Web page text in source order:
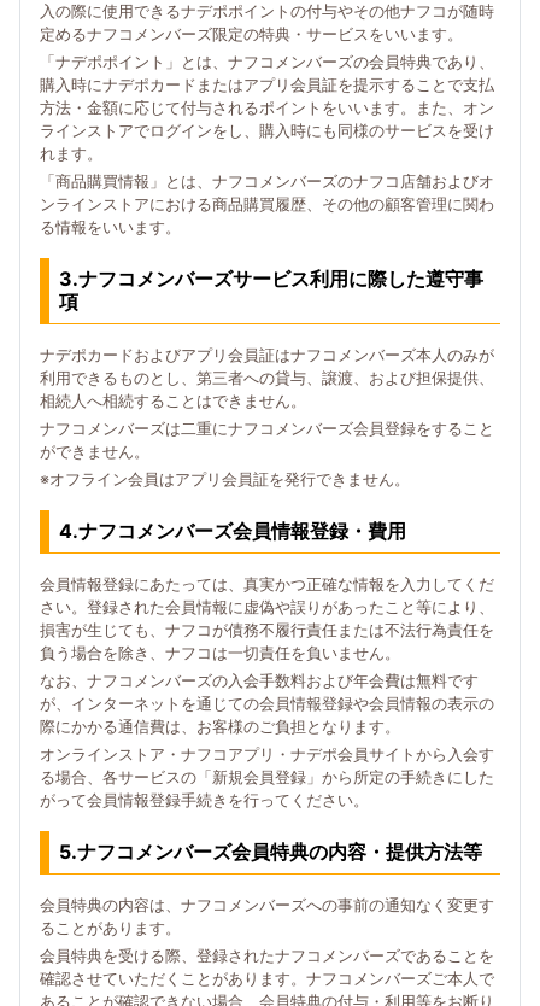
入の際に使用できるナデポポイントの付与やその他ナフコが随時
定めるナフコメンバーズ限定の特典・サービスをいいます。
「ナデポポイント」とは、ナフコメンバーズの会員特典であり、
購入時にナデポカードまたはアプリ会員証を提示することで支払
方法・金額に応じて付与されるポイントをいいます。また、オン
ラインストアでログインをし、購入時にも同様のサービスを受け
れます。
「商品購買情報」とは、ナフコメンバーズのナフコ店舗およびオ
ンラインストアにおける商品購買履歴、その他の顧客管理に関わ
る情報をいいます。
3.ナフコメンバーズサービス利用に際した遵守事
項
ナデポカードおよびアプリ会員証はナフコメンバーズ本人のみが
利用できるものとし、第三者への貸与、譲渡、および担保提供、
相続人へ相続することはできません。
ナフコメンバーズは二重にナフコメンバーズ会員登録をすること
ができません。
※オフライン会員はアプリ会員証を発行できません。
4.ナフコメンバーズ会員情報登録・費用
会員情報登録にあたっては、真実かつ正確な情報を入力してくだ
さい。登録された会員情報に虚偽や誤りがあったこと等により、
損害が生じても、ナフコが債務不履行責任または不法行為責任を
負う場合を除き、ナフコは一切責任を負いません。
なお、ナフコメンバーズの入会手数料および年会費は無料です
が、インターネットを通じての会員情報登録や会員情報の表示の
際にかかる通信費は、お客様のご負担となります。
オンラインストア・ナフコアプリ・ナデポ会員サイトから入会す
る場合、各サービスの「新規会員登録」から所定の手続きにした
がって会員情報登録手続きを行ってください。
5.ナフコメンバーズ会員特典の内容・提供方法等
会員特典の内容は、ナフコメンバーズへの事前の通知なく変更す
ることがあります。
会員特典を受ける際、登録されたナフコメンバーズであることを
確認させていただくことがあります。ナフコメンバーズご本人で
あることが確認できない場合、会員特典の付与・利用等をお断り